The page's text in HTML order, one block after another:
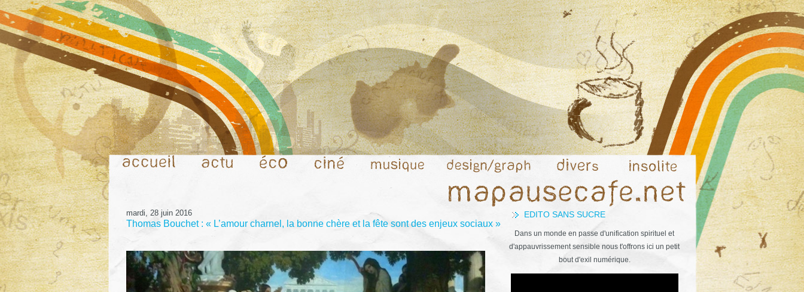
EDITO SANS SUCRE
Dans un monde en passe d'unification spirituel et
d'appauvrissement sensible nous t'offrons ici un petit
bout d'exil numérique.
mardi, 28 juin 2016
Thomas Bouchet : « L’amour charnel, la bonne chère et la fête sont des enjeux sociaux »